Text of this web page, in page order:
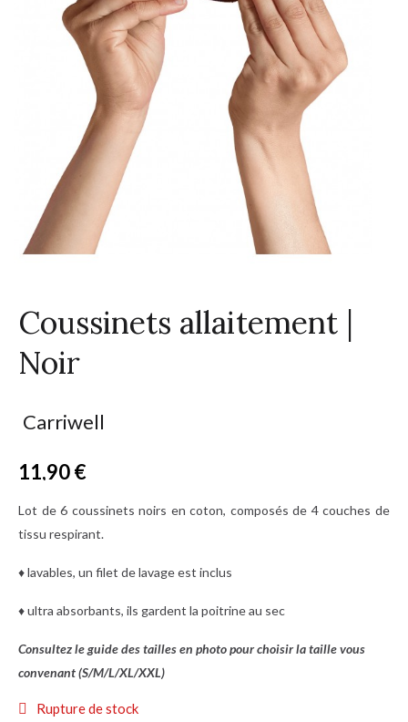
Coussinets allaitement |
Noir
Carriwell
11,90 €
Lot de 6 coussinets noirs en coton, composés de 4 couches de
tissu respirant.
♦ lavables, un filet de lavage est inclus
♦ ultra absorbants, ils gardent la poitrine au sec
Consultez le guide des tailles en photo pour choisir la taille vous
convenant (S/M/L/XL/XXL)
Rupture de stock